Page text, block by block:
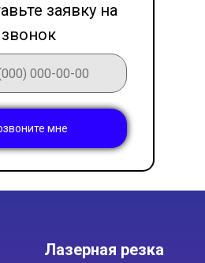
мне
заявку на
звонок
Лазерная резка